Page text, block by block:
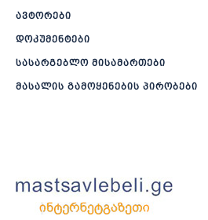
ავტორები
დოკუმენტები
სასარგებლო მისამართები
მასალის გამოყენების პირობები